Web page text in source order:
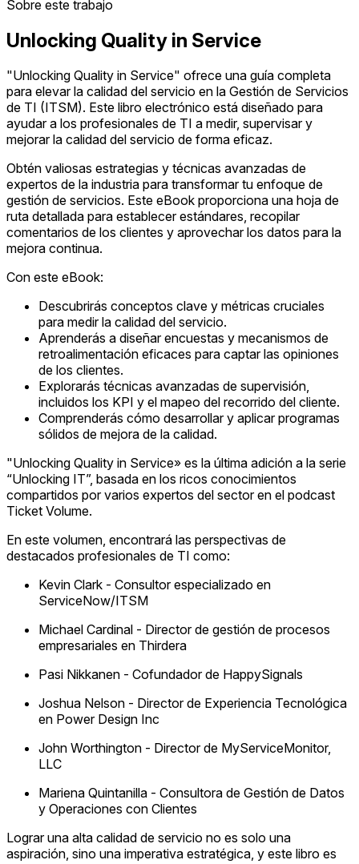
Sobre este trabajo
Unlocking Quality in Service
"Unlocking Quality in Service" ofrece una guía completa
para elevar la calidad del servicio en la Gestión de Servicios
de TI (ITSM). Este libro electrónico está diseñado para
ayudar a los profesionales de TI a medir, supervisar y
mejorar la calidad del servicio de forma eficaz.
Obtén valiosas estrategias y técnicas avanzadas de
expertos de la industria para transformar tu enfoque de
gestión de servicios. Este eBook proporciona una hoja de
ruta detallada para establecer estándares, recopilar
comentarios de los clientes y aprovechar los datos para la
mejora continua.
Con este eBook:
Descubrirás conceptos clave y métricas cruciales
para medir la calidad del servicio.
Aprenderás a diseñar encuestas y mecanismos de
retroalimentación eficaces para captar las opiniones
de los clientes.
Explorarás técnicas avanzadas de supervisión,
incluidos los KPI y el mapeo del recorrido del cliente.
Comprenderás cómo desarrollar y aplicar programas
sólidos de mejora de la calidad.
"Unlocking Quality in Service» es la última adición a la serie
“Unlocking IT”, basada en los ricos conocimientos
compartidos por varios expertos del sector en el podcast
Ticket Volume.
En este volumen, encontrará las perspectivas de
destacados profesionales de TI como:
Kevin Clark - Consultor especializado en
ServiceNow/ITSM
Michael Cardinal - Director de gestión de procesos
empresariales en Thirdera
Pasi Nikkanen - Cofundador de HappySignals
Joshua Nelson - Director de Experiencia Tecnológica
en Power Design Inc
John Worthington - Director de MyServiceMonitor,
LLC
Mariena Quintanilla - Consultora de Gestión de Datos
y Operaciones con Clientes
Lograr una alta calidad de servicio no es solo una
aspiración, sino una imperativa estratégica, y este libro es